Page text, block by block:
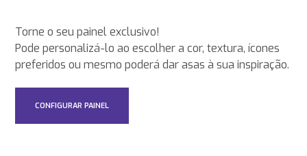
Torne o seu painel exclusivo!
Pode personalizá-lo ao escolher a cor, textura, ícones
preferidos ou mesmo poderá dar asas à sua inspiração.
CONFIGURAR PAINEL